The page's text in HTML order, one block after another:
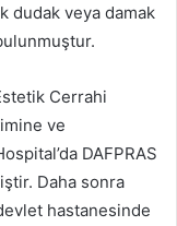
dudak veya damak
Cerrahi
ve
DAFPRAS
Daha sonra
hastanesinde